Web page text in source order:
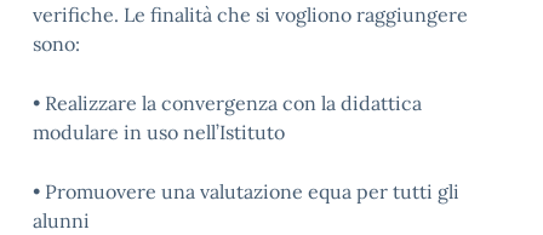
verifiche. Le finalità che si vogliono raggiungere
sono:
• Realizzare la convergenza con la didattica
modulare in uso nell’Istituto
• Promuovere una valutazione equa per tutti gli
alunni